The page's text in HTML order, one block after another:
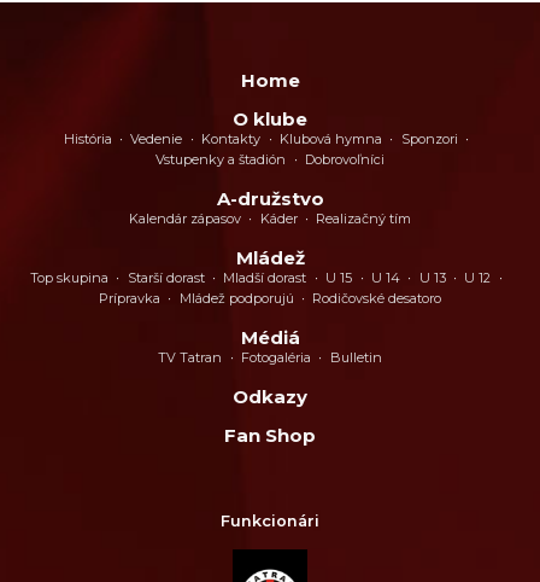
Home
O klube
História Vedenie Kontakty Klubová hymna
Sponzori
Vstupenky a štadión
Dobrovoľníci
A-družstvo
Kalendár zápasov Káder Realizačný tím
Mládež
Top skupina Starší dorast Mladší dorast U 15 U 14 U 13
U 12
Prípravka
Mládež podporujú Rodičovské desatoro
Médiá
TV Tatran Fotogaléria Bulletin
Odkazy
Fan Shop
Funkcionári